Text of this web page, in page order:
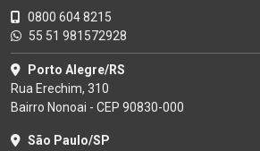
0800 604 8215
55 51 981572928
Porto Alegre/RS
Rua Erechim, 310
Bairro Nonoai - CEP 90830-000
São Paulo/SP